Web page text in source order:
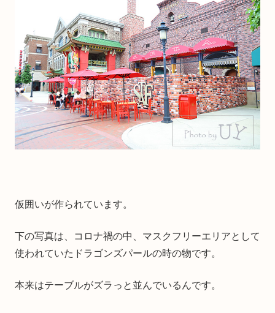
仮囲いが作られています。
下の写真は、コロナ禍の中、マスクフリーエリアとして
使われていたドラゴンズパールの時の物です。
本来はテーブルがズラっと並んでいるんです。